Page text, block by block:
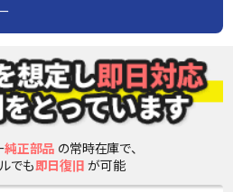
純正部品 の常時在庫で、
でも即日復旧 が可能